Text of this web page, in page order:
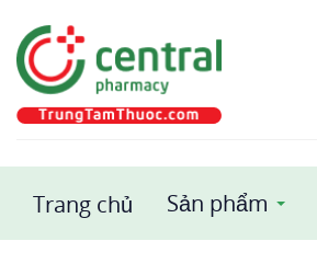
Trung
Tâm
Thuốc
Central
Trang chủ Sản phẩm